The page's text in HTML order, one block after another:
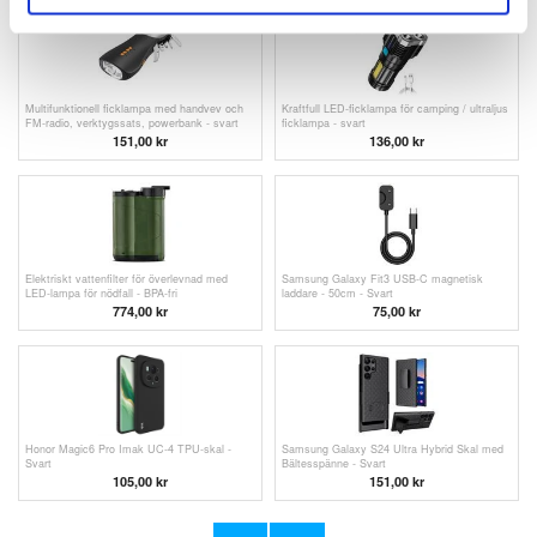
Multifunktionell ficklampa med handvev och
FM-radio, verktygssats, powerbank - svart
151,00 kr
Kraftfull LED-ficklampa för camping / ultraljus
ficklampa - svart
136,00 kr
Elektriskt vattenfilter för överlevnad med
LED-lampa för nödfall - BPA-fri
774,00 kr
Samsung Galaxy Fit3 USB-C magnetisk
laddare - 50cm - Svart
75,00 kr
Honor Magic6 Pro Imak UC-4 TPU-skal -
Svart
105,00 kr
Samsung Galaxy S24 Ultra Hybrid Skal med
Bältesspänne - Svart
151,00 kr